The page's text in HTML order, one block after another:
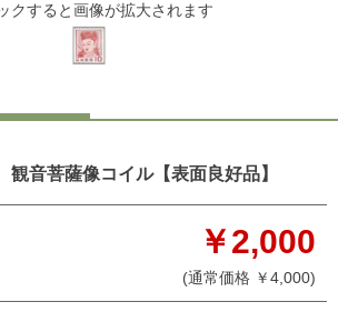
クすると画像が拡大されます
音菩薩像コイル【表面良好品】
￥2,000
(通常価格 ￥4,000)